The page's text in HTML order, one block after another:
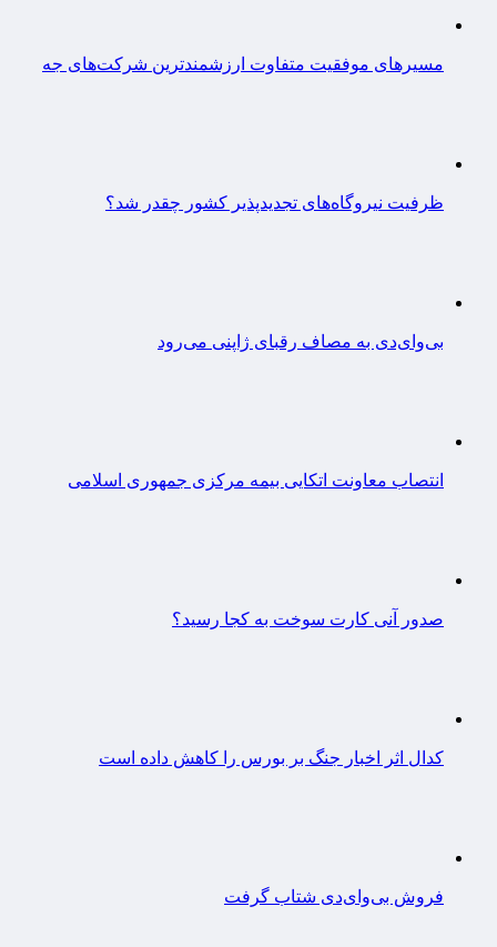
مسیرهای موفقیت متفاوت ارزشمندترین شرکت‌های جه
ظرفیت نیروگاه‌های تجدیدپذیر کشور چقدر شد؟
بی‌وای‌دی به مصاف رقبای ژاپنی می‌رود
انتصاب معاونت اتکایی بیمه مرکزی جمهوری اسلامی
صدور آنی کارت سوخت به کجا رسید؟
کدال اثر اخبار جنگ بر بورس را کاهش داده است
فروش بی‌وای‌دی شتاب گرفت